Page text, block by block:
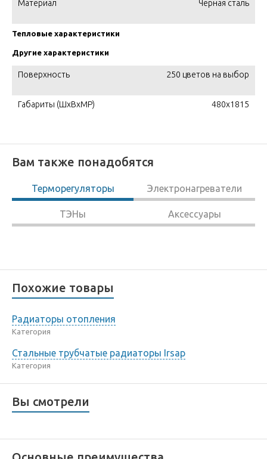
Материал Черная сталь
Тепловые характеристики
Другие характеристики
Поверхность 250 цветов на выбор
Габариты (ШxВxМР) 480x1815
Вам также понадобятся
Терморегуляторы Электронагреватели
ТЭНы Аксессуары
Похожие товары
Радиаторы отопления
Категория
Стальные трубчатые радиаторы Irsap
Категория
Вы смотрели